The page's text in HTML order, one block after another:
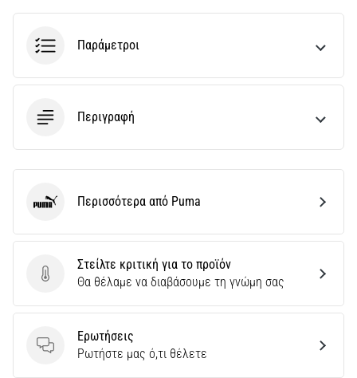
Παράμετροι
Περιγραφή
Στείλτε κριτική για το προϊόν
Στείλτε κριτική για το προϊόν
Θα θέλαμε να διαβάσουμε τη γνώμη σας
Ερωτήσεις
Ερωτήσεις
Ρωτήστε μας ό,τι θέλετε
Puma Περισσότερα από Puma